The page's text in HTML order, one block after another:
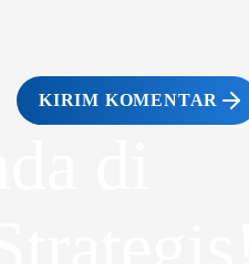
KIRIM KOMENTAR